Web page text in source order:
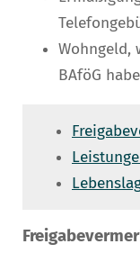
Wohngeld,
BAföG